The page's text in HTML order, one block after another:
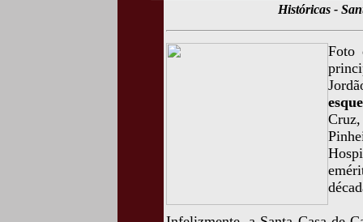
Históricas -
Foto